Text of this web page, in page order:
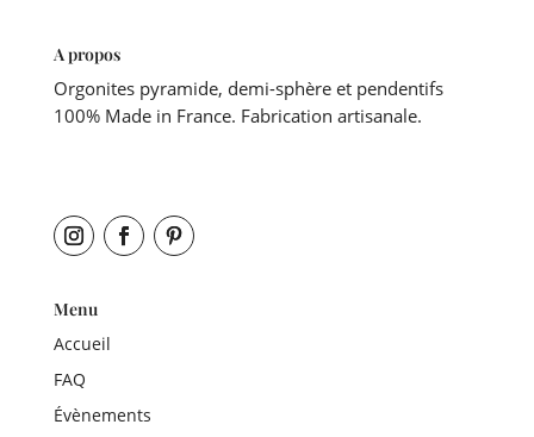
A propos
Orgonites pyramide, demi-sphère et pendentifs
100% Made in France. Fabrication artisanale.
Menu
Accueil
FAQ
Évènements